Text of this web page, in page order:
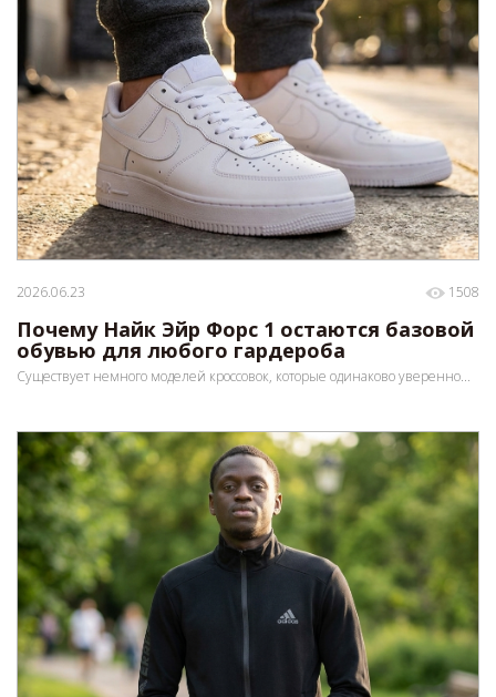
2026.06.23 1508
Почему Найк Эйр Форс 1 остаются базовой
обувью для любого гардероба
Существует немного моделей кроссовок, которые одинаково уверенно...